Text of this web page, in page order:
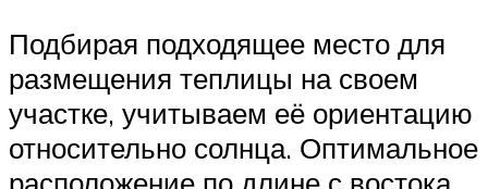
Подбирая подходящее место для
размещения теплицы на своем
участке, учитываем её ориентацию
относительно солнца. Оптимальное